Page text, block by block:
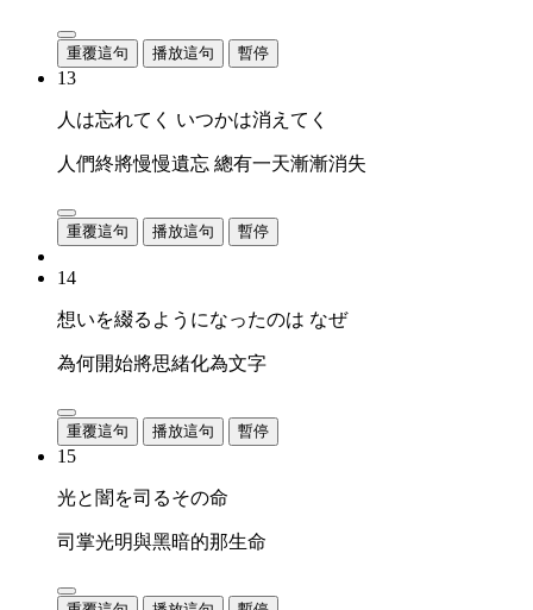
重覆這句 播放這句 暫停
13
人は忘れてく いつかは消えてく
人們終將慢慢遺忘 總有一天漸漸消失
重覆這句 播放這句 暫停
14
想いを綴るようになったのは なぜ
為何開始將思緒化為文字
重覆這句 播放這句 暫停
15
光と闇を司るその命
司掌光明與黑暗的那生命